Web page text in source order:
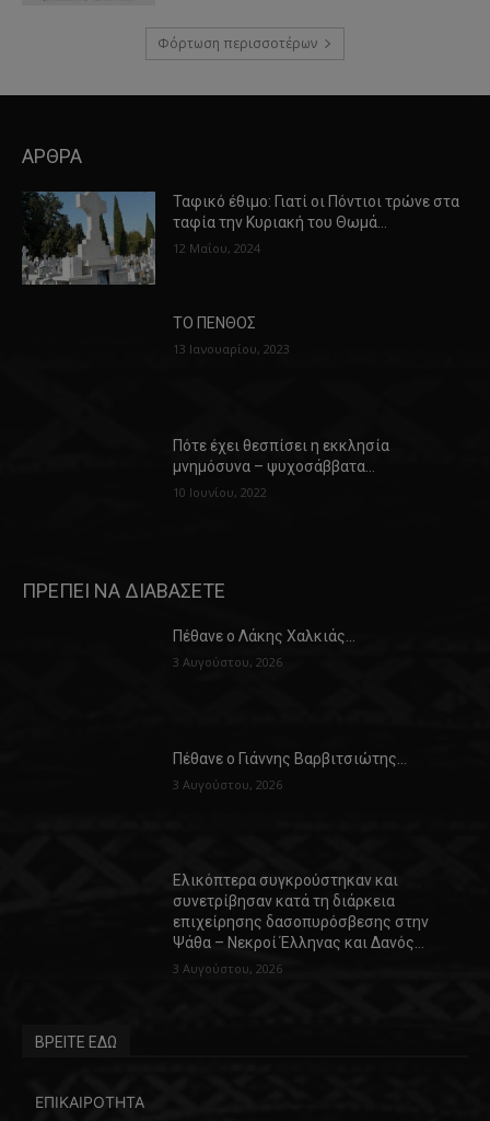
Φόρτωση περισσοτέρων
ΑΡΘΡΑ
Ταφικό έθιμο: Γιατί οι Πόντιοι τρώνε στα
ταφία την Κυριακή του Θωμά…
12 Μαΐου, 2024
ΤΟ ΠΕΝΘΟΣ
13 Ιανουαρίου, 2023
Πότε έχει θεσπίσει η εκκλησία
μνημόσυνα – ψυχοσάββατα…
10 Ιουνίου, 2022
ΠΡΕΠΕΙ ΝΑ ΔΙΑΒΑΣΕΤΕ
Πέθανε ο Λάκης Χαλκιάς…
3 Αυγούστου, 2026
Πέθανε ο Γιάννης Βαρβιτσιώτης…
3 Αυγούστου, 2026
Ελικόπτερα συγκρούστηκαν και
συνετρίβησαν κατά τη διάρκεια
επιχείρησης δασοπυρόσβεσης στην
Ψάθα – Νεκροί Έλληνας και Δανός…
3 Αυγούστου, 2026
ΒΡΕΙΤΕ ΕΔΩ
ΕΠΙΚΑΙΡΟΤΗΤΑ